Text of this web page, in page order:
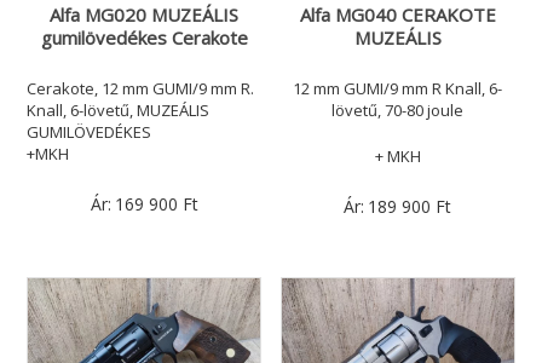
Alfa MG020 MUZEÁLIS
gumilövedékes Cerakote
Cerakote, 12 mm GUMI/9 mm R.
Knall, 6-lövetű, MUZEÁLIS
GUMILÖVEDÉKES
+MKH
Ár: 169 900 Ft
Alfa MG040 CERAKOTE
MUZEÁLIS
12 mm GUMI/9 mm R Knall, 6-
lövetű, 70-80 joule
+ MKH
Ár: 189 900 Ft